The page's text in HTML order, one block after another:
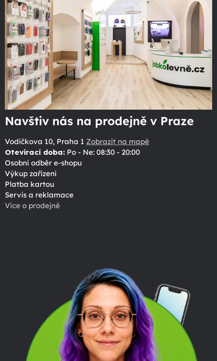
Navštiv nás na prodejně v Praze
Vodičkova 10, Praha 1 Zobrazit na mapě
Otevírací doba: Po - Ne: 08:30 - 20:00
Osobní odběr e-shopu
Výkup zařízení
Platba kartou
Servis a reklamace
Více o prodejně